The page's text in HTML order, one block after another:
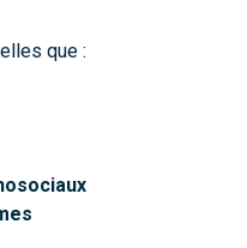
que :